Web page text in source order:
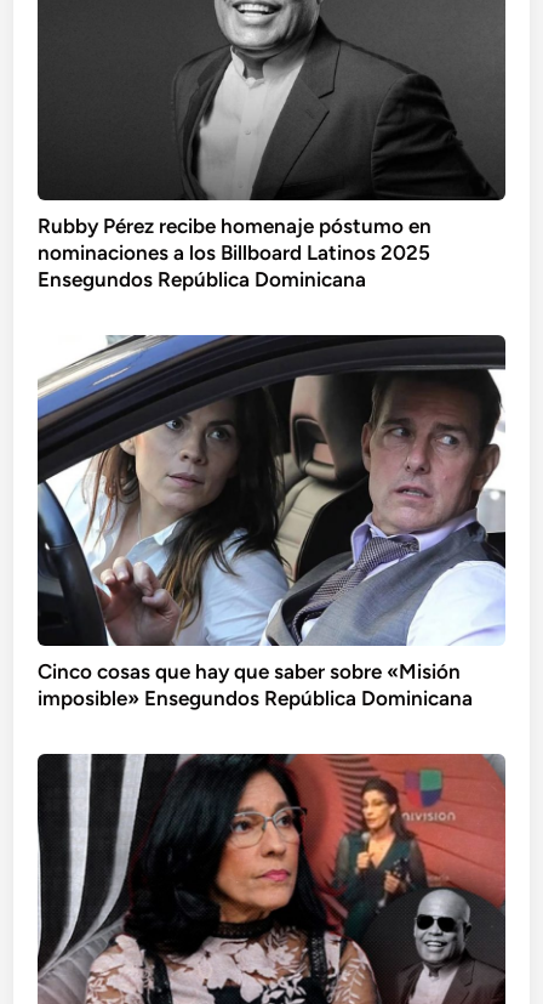
Rubby Pérez recibe homenaje póstumo en
nominaciones a los Billboard Latinos 2025
Ensegundos República Dominicana
Cinco cosas que hay que saber sobre «Misión
imposible» Ensegundos República Dominicana